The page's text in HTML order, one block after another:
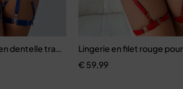
dentelle transparente pour femmes,
Lingerie en filet rouge
€ 59,99